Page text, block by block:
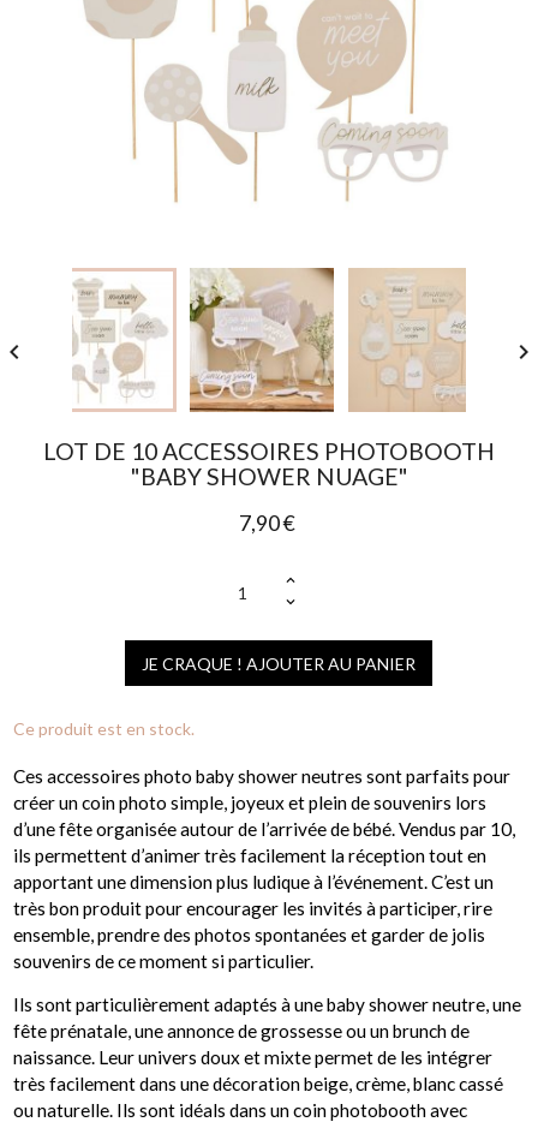
 
LOT DE 10 ACCESSOIRES PHOTOBOOTH
"BABY SHOWER NUAGE"
7,90 €
JE CRAQUE ! AJOUTER AU PANIER
Ce produit est en stock.
Ces accessoires photo baby shower neutres sont parfaits pour
créer un coin photo simple, joyeux et plein de souvenirs lors
d’une fête organisée autour de l’arrivée de bébé. Vendus par 10,
ils permettent d’animer très facilement la réception tout en
apportant une dimension plus ludique à l’événement. C’est un
très bon produit pour encourager les invités à participer, rire
ensemble, prendre des photos spontanées et garder de jolis
souvenirs de ce moment si particulier.
Ils sont particulièrement adaptés à une baby shower neutre, une
fête prénatale, une annonce de grossesse ou un brunch de
naissance. Leur univers doux et mixte permet de les intégrer
très facilement dans une décoration beige, crème, blanc cassé
ou naturelle. Ils sont idéals dans un coin photobooth avec